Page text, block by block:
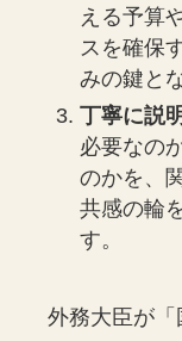
える予算
スを確保
みの鍵と
丁寧に説
必要なの
のかを、
共感の輪
す。
外務大臣が「